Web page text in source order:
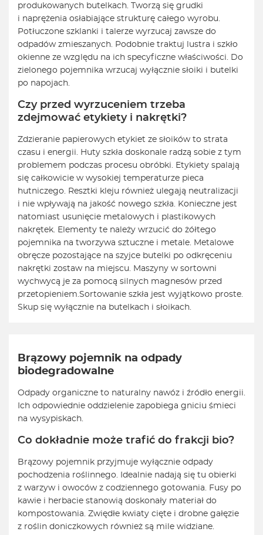
produkowanych butelkach. Tworzą się grudki
i naprężenia osłabiające strukturę całego wyrobu.
Potłuczone szklanki i talerze wyrzucaj zawsze do
odpadów zmieszanych. Podobnie traktuj lustra i szkło
okienne ze względu na ich specyficzne właściwości. Do
zielonego pojemnika wrzucaj wyłącznie słoiki i butelki
po napojach.
Czy przed wyrzuceniem trzeba
zdejmować etykiety i nakrętki?
Zdzieranie papierowych etykiet ze słoików to strata
czasu i energii. Huty szkła doskonale radzą sobie z tym
problemem podczas procesu obróbki. Etykiety spalają
się całkowicie w wysokiej temperaturze pieca
hutniczego. Resztki kleju również ulegają neutralizacji
i nie wpływają na jakość nowego szkła. Konieczne jest
natomiast usunięcie metalowych i plastikowych
nakrętek. Elementy te należy wrzucić do żółtego
pojemnika na tworzywa sztuczne i metale. Metalowe
obręcze pozostające na szyjce butelki po odkręceniu
nakrętki zostaw na miejscu. Maszyny w sortowni
wychwycą je za pomocą silnych magnesów przed
przetopieniem.Sortowanie szkła jest wyjątkowo proste.
Skup się wyłącznie na butelkach i słoikach.
Brązowy pojemnik na odpady
biodegradowalne
Odpady organiczne to naturalny nawóz i źródło energii.
Ich odpowiednie oddzielenie zapobiega gniciu śmieci
na wysypiskach.
Co dokładnie może trafić do frakcji bio?
Brązowy pojemnik przyjmuje wyłącznie odpady
pochodzenia roślinnego. Idealnie nadają się tu obierki
z warzyw i owoców z codziennego gotowania. Fusy po
kawie i herbacie stanowią doskonały materiał do
kompostowania. Zwiędłe kwiaty cięte i drobne gałęzie
z roślin doniczkowych również są mile widziane.